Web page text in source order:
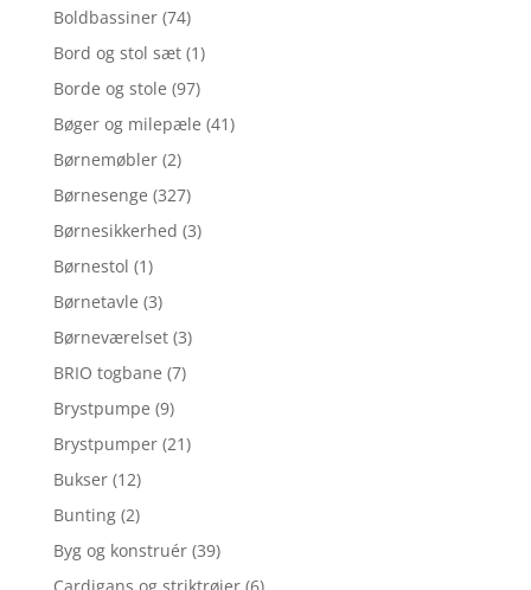
Boldbassiner (74)
Bord og stol sæt (1)
Borde og stole (97)
Bøger og milepæle (41)
Børnemøbler (2)
Børnesenge (327)
Børnesikkerhed (3)
Børnestol (1)
Børnetavle (3)
Børneværelset (3)
BRIO togbane (7)
Brystpumpe (9)
Brystpumper (21)
Bukser (12)
Bunting (2)
Byg og konstruér (39)